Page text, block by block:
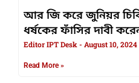
আর জি করে জুনিয়র
ধর্ষকের ফাঁসির দাবী করেন
Editor IPT Desk August 10, 2024
Read More »